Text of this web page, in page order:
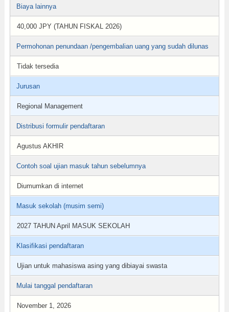
Biaya lainnya
40,000 JPY (TAHUN FISKAL 2026)
Permohonan penundaan /pengembalian uang yang sudah dilunas
Tidak tersedia
Jurusan
Regional Management
Distribusi formulir pendaftaran
Agustus AKHIR
Contoh soal ujian masuk tahun sebelumnya
Diumumkan di internet
Masuk sekolah (musim semi)
2027 TAHUN April MASUK SEKOLAH
Klasifikasi pendaftaran
Ujian untuk mahasiswa asing yang dibiayai swasta
Mulai tanggal pendaftaran
November 1, 2026